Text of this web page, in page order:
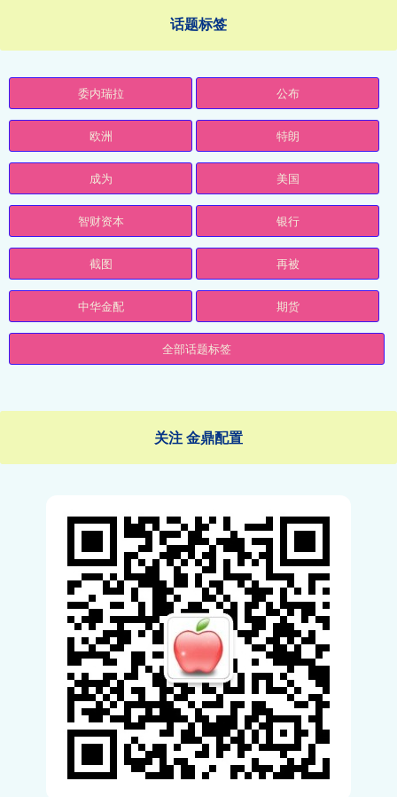
话题标签
委内瑞拉 公布
欧洲 特朗
成为 美国
智财资本 银行
截图 再被
中华金配 期货
全部话题标签
关注 金鼎配置